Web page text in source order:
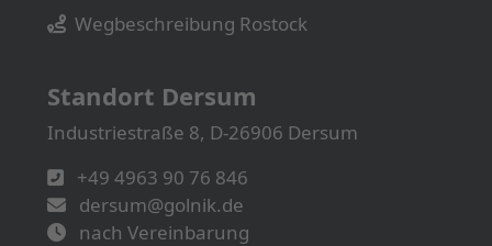
Wegbeschreibung Rostock
Standort Dersum
Industriestraße 8, D-26906 Dersum
+49 4963 90 76 846
dersum@golnik.de
nach Vereinbarung